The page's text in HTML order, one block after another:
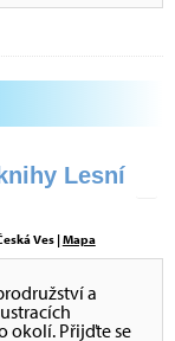
Lesní
Ves |Mapa
a
okolí. Přijďte se